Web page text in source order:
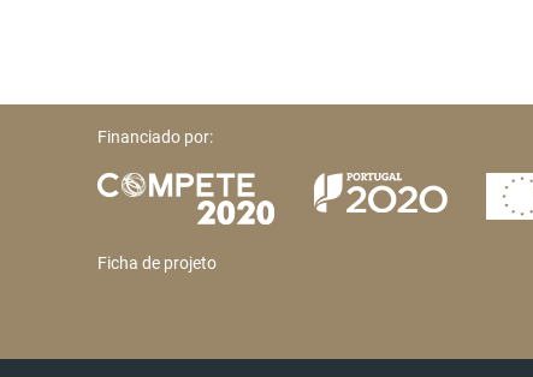
Financiado por:
Ficha de projeto